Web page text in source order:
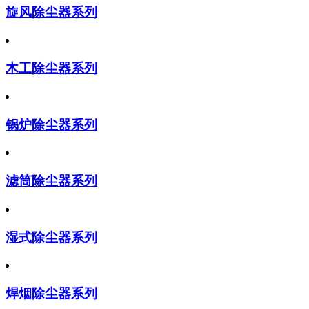
旋风除尘器系列
木工除尘器系列
锅炉除尘器系列
滤筒除尘器系列
湿式除尘器系列
焊烟除尘器系列